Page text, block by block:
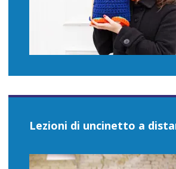
Lezioni di uncinetto a